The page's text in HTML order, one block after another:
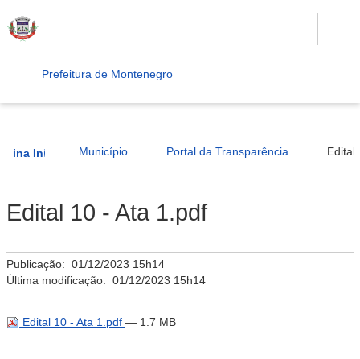
Prefeitura de Montenegro
Inicial Município Portal da Transparência Edital
Edital 10 - Ata 1.pdf
Publicação: 01/12/2023 15h14
Última modificação: 01/12/2023 15h14
Edital 10 - Ata 1.pdf — 1.7 MB